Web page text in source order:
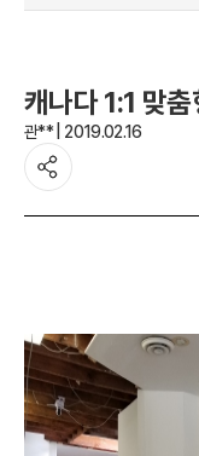
고객서비스
유학가이드
캐나다 1:1 맞
관** | 2019.02.16